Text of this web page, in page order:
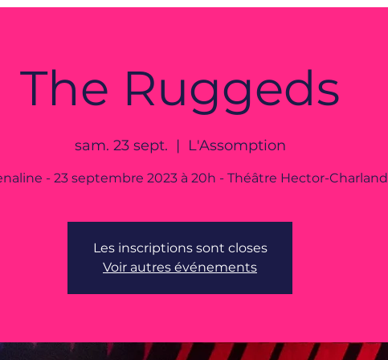
The Ruggeds
sam. 23 sept.
  |
L'Assomption
- 23 septembre 2023 à 20h - Théâtre Hector-Charland
Les inscriptions sont closes
Voir autres événements